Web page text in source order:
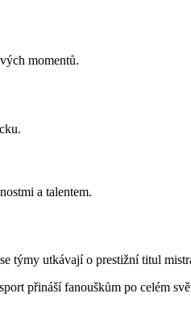
momentů.
a talentem.
týmy utkávají o prestižní titul
přináší fanouškům po celém